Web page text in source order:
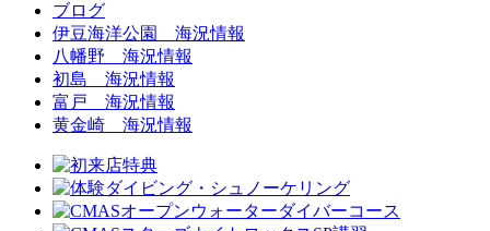
ブログ
伊豆海洋公園 海況情報
八幡野 海況情報
初島 海況情報
富戸 海況情報
黄金崎 海況情報